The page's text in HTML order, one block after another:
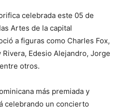
celebrada este 05 de
Artes de la capital
a figuras como Charles Fox,
Edesio Alejandro, Jorge
otros.
más premiada y
celebrando un concierto